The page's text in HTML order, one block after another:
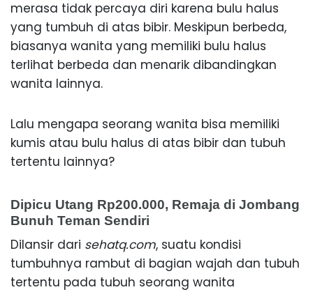
merasa tidak percaya diri karena bulu halus
yang tumbuh di atas bibir. Meskipun berbeda,
biasanya wanita yang memiliki bulu halus
terlihat berbeda dan menarik dibandingkan
wanita lainnya.
Lalu mengapa seorang wanita bisa memiliki
kumis atau bulu halus di atas bibir dan tubuh
tertentu lainnya?
Dipicu Utang Rp200.000, Remaja di Jombang
Bunuh Teman Sendiri
Dilansir dari sehatq.com, suatu kondisi
tumbuhnya rambut di bagian wajah dan tubuh
tertentu pada tubuh seorang wanita